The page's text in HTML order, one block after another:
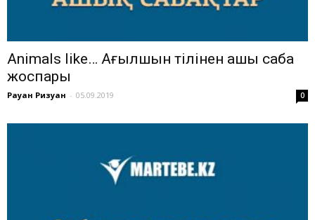
Animals like… Ағылшын тілінен ашық сабақ
жоспары
Рауан Ризуан - 05.09.2019 0